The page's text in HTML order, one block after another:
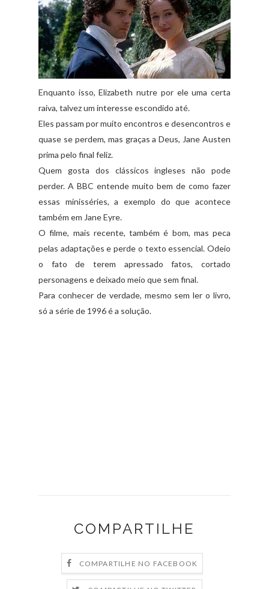
Enquanto isso, Elizabeth nutre por ele uma certa
raiva, talvez um interesse escondido até.
Eles passam por muito encontros e desencontros e
quase se perdem, mas graças a Deus, Jane Austen
prima pelo final feliz.
Quem gosta dos clássicos ingleses não pode
perder. A BBC entende muito bem de como fazer
essas minisséries, a exemplo do que acontece
também em Jane Eyre.
O filme, mais recente, também é bom, mas peca
pelas adaptações e perde o texto essencial. Odeio
o fato de terem apressado fatos, cortado
personagens e deixado meio que sem final.
Para conhecer de verdade, mesmo sem ler o livro,
só a série de 1996 é a solução.
COMPARTILHE
COMPARTILHE NO FACEBOOK